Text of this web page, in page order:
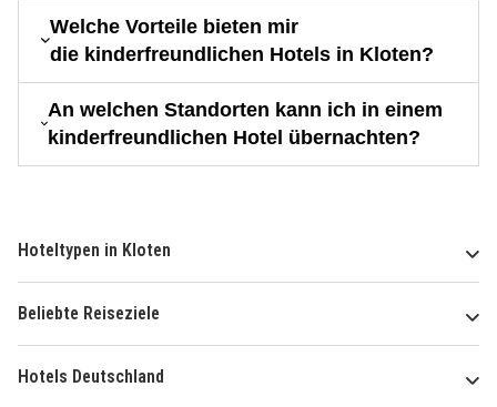
Welche Vorteile bieten mir
die kinderfreundlichen Hotels in Kloten?
An welchen Standorten kann ich in einem
kinderfreundlichen Hotel übernachten?
Hoteltypen in Kloten
Beliebte Reiseziele
Hotels Deutschland